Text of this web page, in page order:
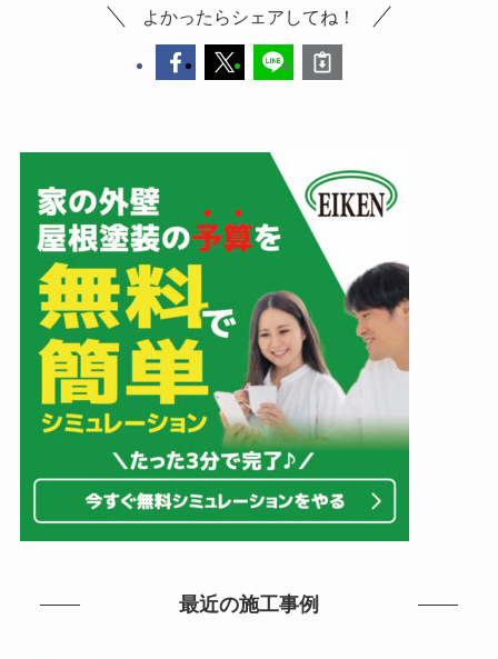
よかったらシェアしてね！
最近の施工事例